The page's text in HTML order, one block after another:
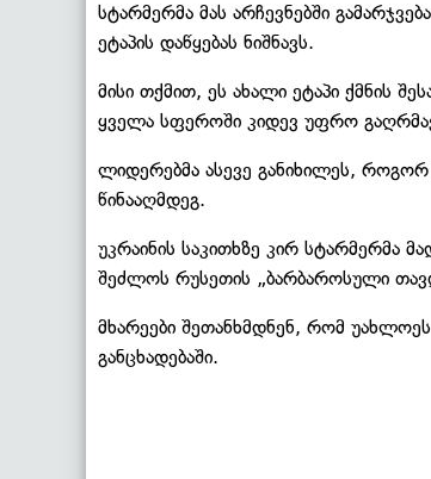
სტარმერმა მას არჩევნებში
ეტაპის დაწყებას ნიშნავს.
მისი თქმით, ეს ახალი ეტაპი ქმნის
ყველა სფეროში კიდევ უფრო
ლიდერებმა ასევე განიხილეს, როგორ
წინააღმდეგ.
უკრაინის საკითხზე კირ სტარმერმა
შეძლოს რუსეთის „ბარბაროსული
მხარეები შეთანხმდნენ, რომ
განცხადებაში.